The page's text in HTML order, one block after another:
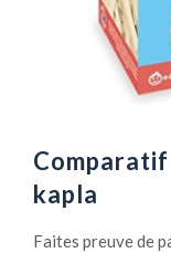
kapla
Faites preuve de